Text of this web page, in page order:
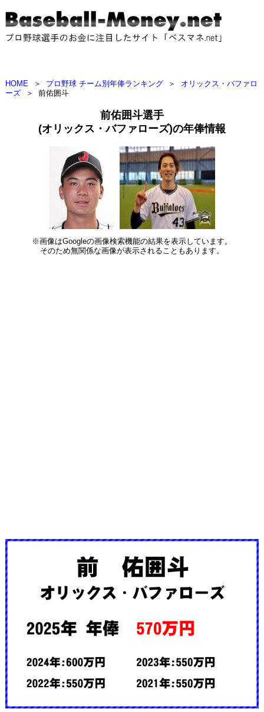
HOME ＞ プロ野球 チーム別年俸ランキング ＞
オリックス・バファロ
ーズ
＞ 前佑囲斗
前佑囲斗選手
(オリックス・バファローズ)の年俸情報
※画像はGoogleの画像検索機能の結果を表示しています。
そのため無関係な画像が表示されることもあります。